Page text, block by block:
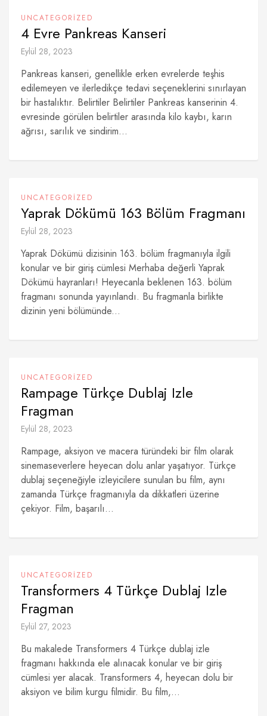
UNCATEGORIZED
4 Evre Pankreas Kanseri
Eylül 28, 2023
Pankreas kanseri, genellikle erken evrelerde teşhis
edilemeyen ve ilerledikçe tedavi seçeneklerini sınırlayan
bir hastalıktır. Belirtiler Belirtiler Pankreas kanserinin 4.
evresinde görülen belirtiler arasında kilo kaybı, karın
ağrısı, sarılık ve sindirim...
UNCATEGORIZED
Yaprak Dökümü 163 Bölüm Fragmanı
Eylül 28, 2023
Yaprak Dökümü dizisinin 163. bölüm fragmanıyla ilgili
konular ve bir giriş cümlesi Merhaba değerli Yaprak
Dökümü hayranları! Heyecanla beklenen 163. bölüm
fragmanı sonunda yayınlandı. Bu fragmanla birlikte
dizinin yeni bölümünde...
UNCATEGORIZED
Rampage Türkçe Dublaj Izle
Fragman
Eylül 28, 2023
Rampage, aksiyon ve macera türündeki bir film olarak
sinemaseverlere heyecan dolu anlar yaşatıyor. Türkçe
dublaj seçeneğiyle izleyicilere sunulan bu film, aynı
zamanda Türkçe fragmanıyla da dikkatleri üzerine
çekiyor. Film, başarılı...
UNCATEGORIZED
Transformers 4 Türkçe Dublaj Izle
Fragman
Eylül 27, 2023
Bu makalede Transformers 4 Türkçe dublaj izle
fragmanı hakkında ele alınacak konular ve bir giriş
cümlesi yer alacak. Transformers 4, heyecan dolu bir
aksiyon ve bilim kurgu filmidir. Bu film,...